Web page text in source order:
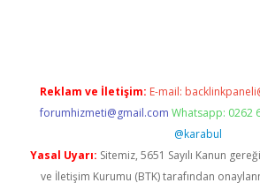
Reklam ve İletişim: E-mail:
forumhizmeti@gmail.com Whatsapp: 0262
@karabul
Yasal Uyarı: Sitemiz, 5651 Sayılı Kanun
ve İletişim Kurumu (BTK) tarafından